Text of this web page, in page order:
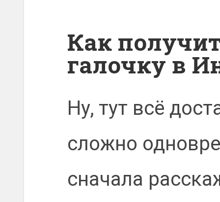
Как
галочку в
Ну, тут всё
сложно
сначала